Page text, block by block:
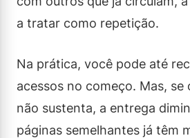
a tratar como repetição.
Na prática, você pode até
acessos no começo. Mas, se
não sustenta, a entrega
páginas semelhantes já têm